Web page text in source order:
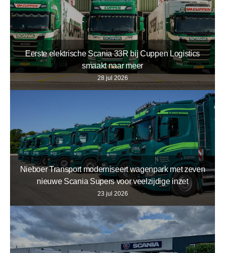
Eerste elektrische Scania 33R bij Cuppen Logistics
smaakt naar meer
28 jul 2026
Nieboer Transport moderniseert wagenpark met zeven
nieuwe Scania Supers voor veelzijdige inzet
23 jul 2026